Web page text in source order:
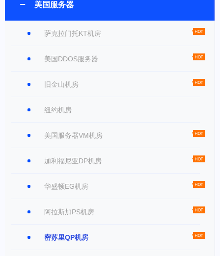
美国服务器
萨克拉门托KT机房
美国DDOS服务器
旧金山机房
纽约机房
美国服务器VM机房
加利福尼亚DP机房
华盛顿EG机房
阿拉斯加PS机房
密苏里QP机房